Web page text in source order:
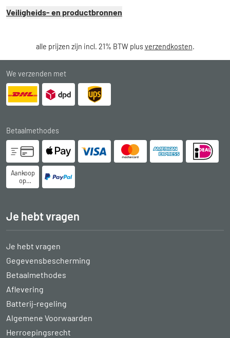
Veiligheids- en productbronnen
alle prijzen zijn incl. 21% BTW plusverzendkosten.
We verzenden met
Betaalmethodes
Aankoop
op
rekening
Je hebt vragen
Je hebt vragen
Gegevensbescherming
Betaalmethodes
Aflevering
Batterij-regeling
Algemene Voorwaarden
Herroepingsrecht